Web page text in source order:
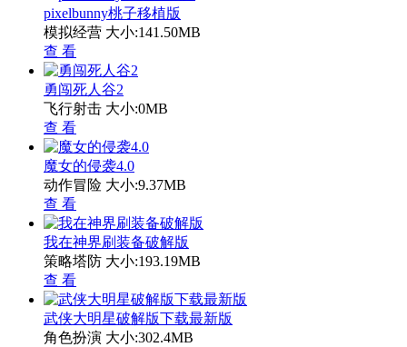
pixelbunny桃子移植版
模拟经营 大小:141.50MB
查 看
勇闯死人谷2
飞行射击 大小:0MB
查 看
魔女的侵袭4.0
动作冒险 大小:9.37MB
查 看
我在神界刷装备破解版
策略塔防 大小:193.19MB
查 看
武侠大明星破解版下载最新版
角色扮演 大小:302.4MB